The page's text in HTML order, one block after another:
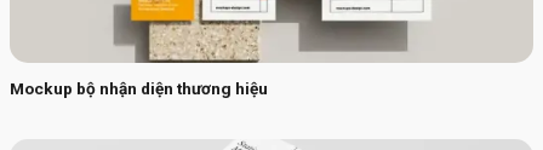
Mockup bộ nhận diện thương hiệu